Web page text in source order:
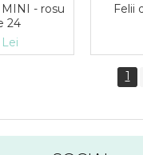
- rosu
24
Lei
Felii
1